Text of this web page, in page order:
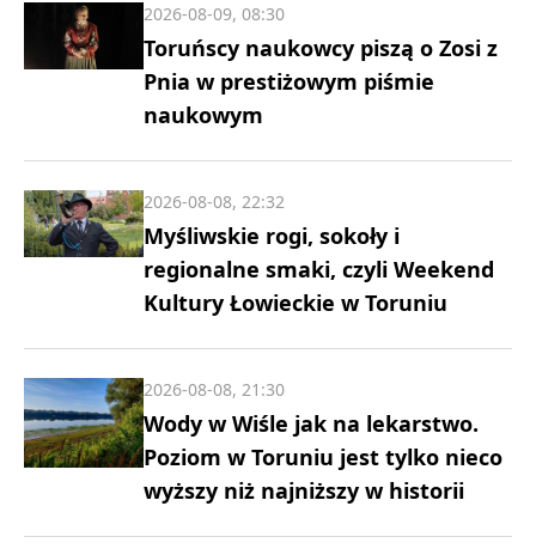
Toruńscy naukowcy piszą o Zosi z
Pnia w prestiżowym piśmie
naukowym
2026-08-09, 08:30
Myśliwskie rogi, sokoły i
regionalne smaki, czyli Weekend
Kultury Łowieckie w Toruniu
2026-08-08, 22:32
Wody w Wiśle jak na lekarstwo.
Poziom w Toruniu jest tylko nieco
wyższy niż najniższy w historii
2026-08-08, 21:30